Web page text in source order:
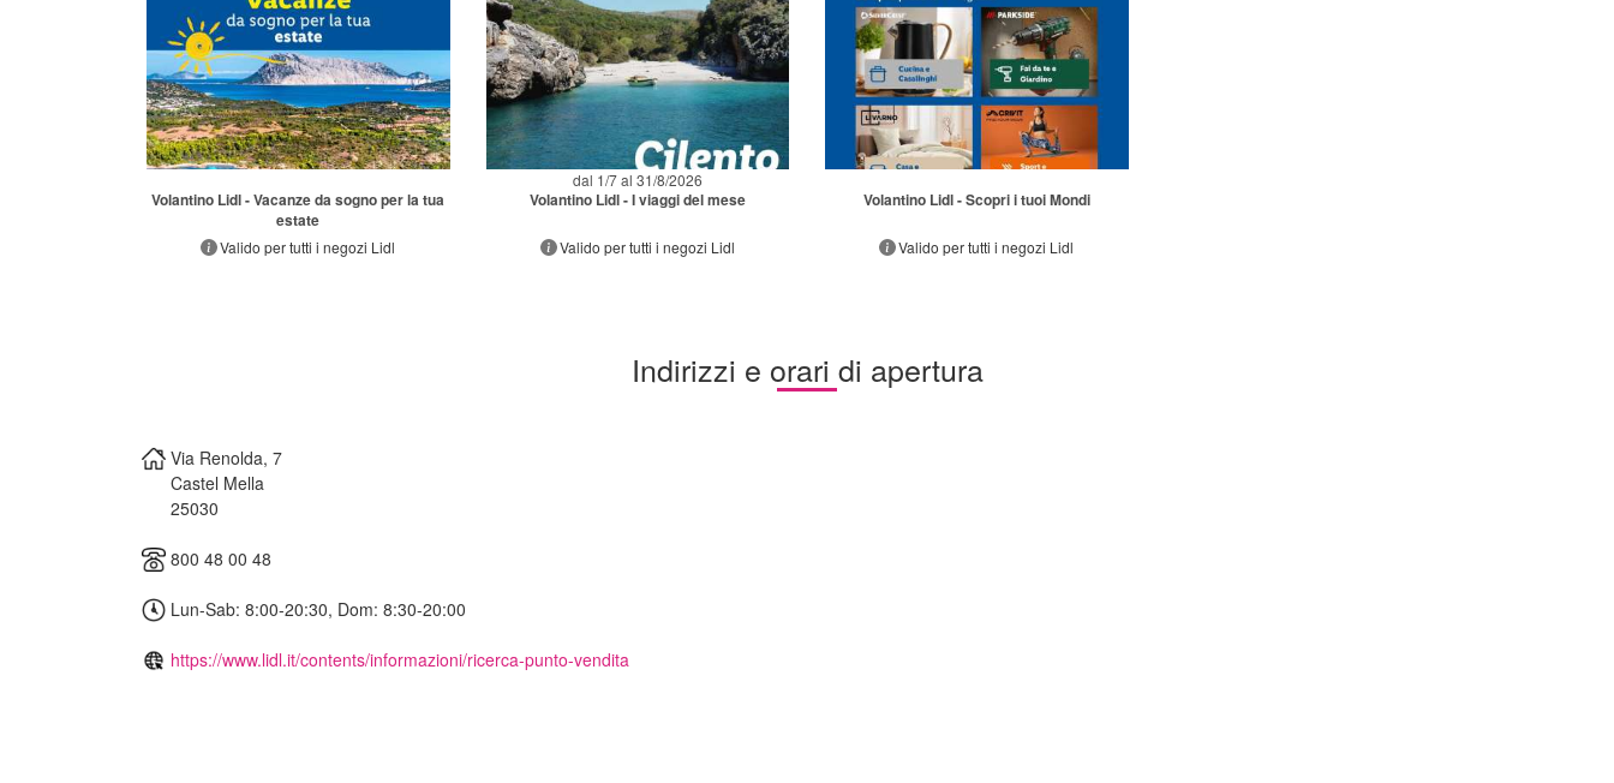
Volantino Lidl - Vacanze da sogno per la tua
estate
Valido per tutti i negozi Lidl
dal 1/7 al 31/8/2026
Volantino Lidl - I viaggi del mese
Valido per tutti i negozi Lidl
Volantino Lidl - Scopri i tuoi Mondi
Valido per tutti i negozi Lidl
Indirizzi e orari di apertura
Via Renolda, 7
Castel Mella
25030
800 48 00 48
Lun-Sab: 8:00-20:30, Dom: 8:30-20:00
https://www.lidl.it/contents/informazioni/ricerca-punto-vendita